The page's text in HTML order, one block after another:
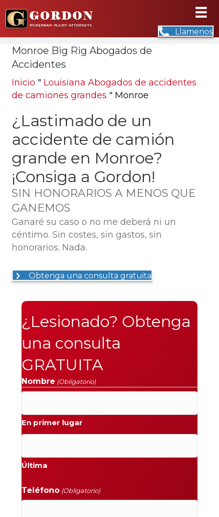
Llamenos
Monroe Big Rig Abogados de
Accidentes
Inicio " Louisiana Abogados de accidentes
de camiones grandes " Monroe
¿Lastimado de un
accidente de camión
grande en Monroe?
¡Consiga a Gordon!
SIN HONORARIOS A MENOS QUE
GANEMOS
Ganaré su caso o no me deberá ni un
céntimo. Sin costes, sin gastos, sin
honorarios. Nada.
Obtenga una consulta gratuita
¿Lesionado? Obtenga
una consulta
GRATUITA
Nombre (Obligatorio)
En primer lugar
Última
Teléfono (Obligatorio)